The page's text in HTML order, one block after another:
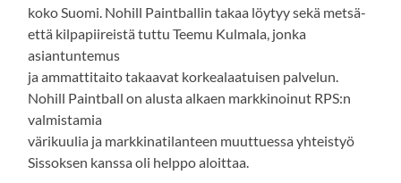
koko Suomi. Nohill Paintballin takaa löytyy sekä metsä-
että kilpapiireistä tuttu Teemu Kulmala, jonka
asiantuntemus
ja ammattitaito takaavat korkealaatuisen palvelun.
Nohill Paintball on alusta alkaen markkinoinut RPS:n
valmistamia
värikuulia ja markkinatilanteen muuttuessa yhteistyö
Sissoksen kanssa oli helppo aloittaa.